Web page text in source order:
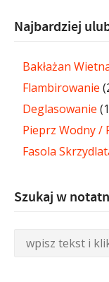
Najbardziej
Bakłażan
Flambirowanie
Deglasowanie
Pieprz Wodny /
Fasola
Szukaj w